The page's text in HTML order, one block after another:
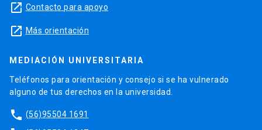
launch Contacto para apoyo
launch Más orientación
MEDIACIÓN UNIVERSITARIA
Teléfonos para orientación y consejo si se ha vulnerado
alguno de tus derechos en la universidad.
phone (56)95504 1691